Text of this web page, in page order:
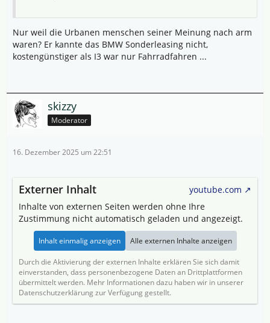
Nur weil die Urbanen menschen seiner Meinung nach arm
waren? Er kannte das BMW Sonderleasing nicht,
kostengünstiger als I3 war nur Fahrradfahren ...
skizzy
Moderator
16. Dezember 2025 um 22:51
Externer Inhalt
youtube.com
Inhalte von externen Seiten werden ohne Ihre
Zustimmung nicht automatisch geladen und angezeigt.
Inhalt einmalig anzeigen Alle externen Inhalte anzeigen
Durch die Aktivierung der externen Inhalte erklären Sie sich damit
einverstanden, dass personenbezogene Daten an Drittplattformen
übermittelt werden. Mehr Informationen dazu haben wir in unserer
Datenschutzerklärung zur Verfügung gestellt.